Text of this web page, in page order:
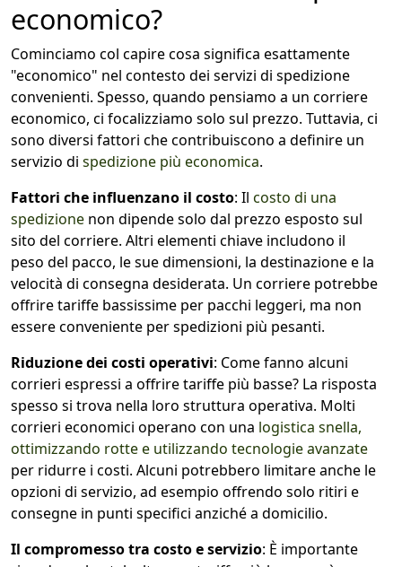
economico?
Cominciamo col capire cosa significa esattamente
"economico" nel contesto dei servizi di spedizione
convenienti. Spesso, quando pensiamo a un corriere
economico, ci focalizziamo solo sul prezzo. Tuttavia, ci
sono diversi fattori che contribuiscono a definire un
servizio di spedizione più economica.
Fattori che influenzano il costo: Il costo di una
spedizione non dipende solo dal prezzo esposto sul
sito del corriere. Altri elementi chiave includono il
peso del pacco, le sue dimensioni, la destinazione e la
velocità di consegna desiderata. Un corriere potrebbe
offrire tariffe bassissime per pacchi leggeri, ma non
essere conveniente per spedizioni più pesanti.
Riduzione dei costi operativi: Come fanno alcuni
corrieri espressi a offrire tariffe più basse? La risposta
spesso si trova nella loro struttura operativa. Molti
corrieri economici operano con una logistica snella,
ottimizzando rotte e utilizzando tecnologie avanzate
per ridurre i costi. Alcuni potrebbero limitare anche le
opzioni di servizio, ad esempio offrendo solo ritiri e
consegne in punti specifici anziché a domicilio.
Il compromesso tra costo e servizio: È importante